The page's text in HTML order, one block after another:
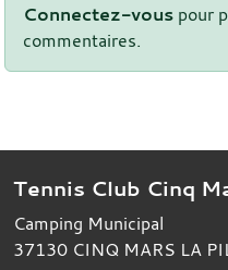
Connectez-vous pour
commentaires.
Tennis Club Cinq
Camping Municipal
37130 CINQ MARS LA